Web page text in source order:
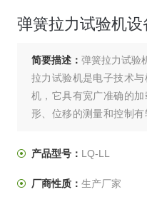
弹簧拉力试验机设
简要描述： 弹簧拉力试验
拉力试验机是电子技术
机，它具有宽广准确的
形、位移的测量和控制
低周载荷循环、变形循环
产品型号： LQ-LL
厂商性质： 生产厂家